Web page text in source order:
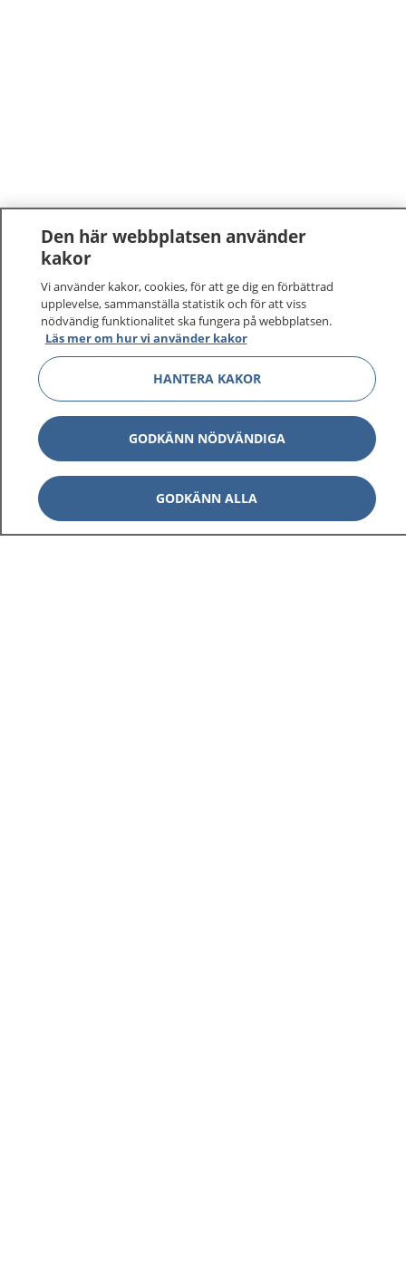
Den här webbplatsen använder
kakor
Vi använder kakor, cookies, för att ge dig en förbättrad
upplevelse, sammanställa statistik och för att viss
nödvändig funktionalitet ska fungera på webbplatsen.
Läs mer om hur vi använder kakor
HANTERA KAKOR
GODKÄNN NÖDVÄNDIGA
GODKÄNN ALLA